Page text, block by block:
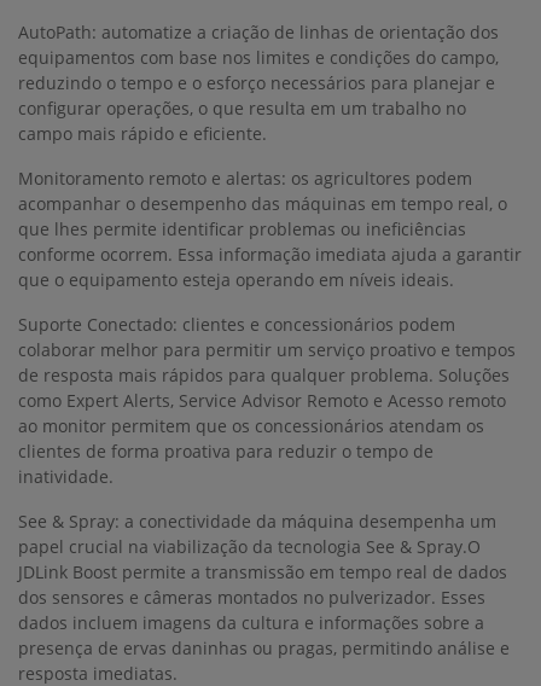
AutoPath: automatize a criação de linhas de orientação dos
equipamentos com base nos limites e condições do campo,
reduzindo o tempo e o esforço necessários para planejar e
configurar operações, o que resulta em um trabalho no
campo mais rápido e eficiente.
Monitoramento remoto e alertas: os agricultores podem
acompanhar o desempenho das máquinas em tempo real, o
que lhes permite identificar problemas ou ineficiências
conforme ocorrem. Essa informação imediata ajuda a garantir
que o equipamento esteja operando em níveis ideais.
Suporte Conectado: clientes e concessionários podem
colaborar melhor para permitir um serviço proativo e tempos
de resposta mais rápidos para qualquer problema. Soluções
como Expert Alerts, Service Advisor Remoto e Acesso remoto
ao monitor permitem que os concessionários atendam os
clientes de forma proativa para reduzir o tempo de
inatividade.
See & Spray: a conectividade da máquina desempenha um
papel crucial na viabilização da tecnologia See & Spray.O
JDLink Boost permite a transmissão em tempo real de dados
dos sensores e câmeras montados no pulverizador. Esses
dados incluem imagens da cultura e informações sobre a
presença de ervas daninhas ou pragas, permitindo análise e
resposta imediatas.